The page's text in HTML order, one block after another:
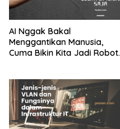
AI Nggak Bakal
Menggantikan Manusia,
Cuma Bikin Kita Jadi Robot